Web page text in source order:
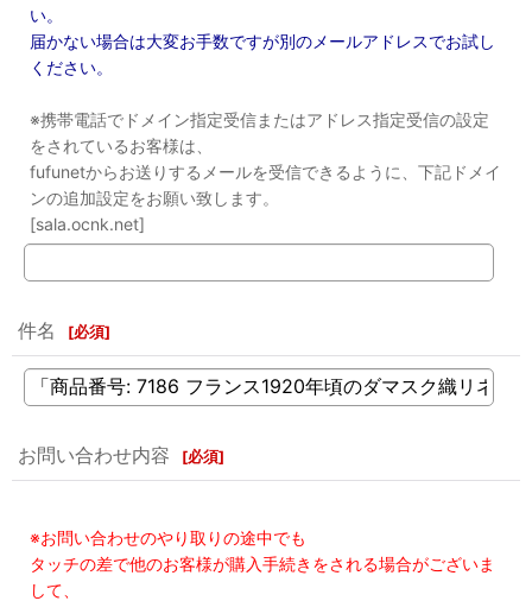
い。
届かない場合は大変お手数ですが別のメールアドレスでお試し
ください。
※携帯電話でドメイン指定受信またはアドレス指定受信の設定
をされているお客様は、
fufunetからお送りするメールを受信できるように、下記ドメイ
ンの追加設定をお願い致します。
[sala.ocnk.net]
件名 [必須]
お問い合わせ内容 [必須]
※お問い合わせのやり取りの途中でも
タッチの差で他のお客様が購入手続きをされる場合がございま
して、